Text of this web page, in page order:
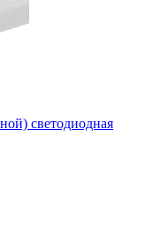
светодиодная